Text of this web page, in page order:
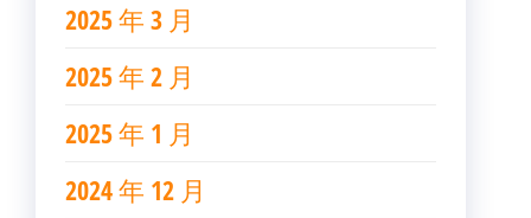
2025 年 3 月
2025 年 2 月
2025 年 1 月
2024 年 12 月